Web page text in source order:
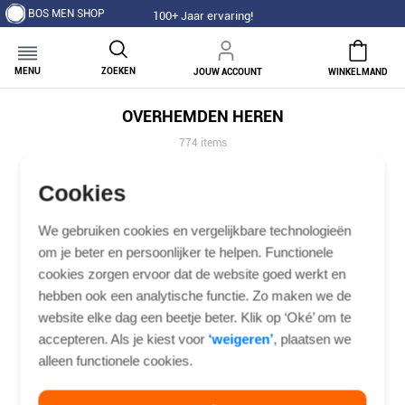
Cookies
We gebruiken cookies en vergelijkbare technologieën
om je beter en persoonlijker te helpen. Functionele
cookies zorgen ervoor dat de website goed werkt en
hebben ook een analytische functie. Zo maken we de
website elke dag een beetje beter. Klik op ‘Oké’ om te
accepteren. Als je kiest voor ‘weigeren’, plaatsen we
alleen functionele cookies.
BOS MEN SHOP
100+ Jaar ervaring!
MENU ZOEKEN JOUW ACCOUNT WINKELMAND
OVERHEMDEN HEREN
774 items